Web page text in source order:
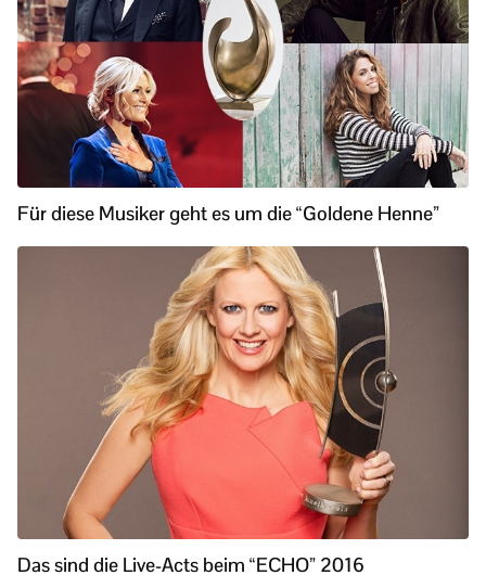
Für diese Musiker geht es um die “Goldene Henne”
Das sind die Live-Acts beim “ECHO” 2016